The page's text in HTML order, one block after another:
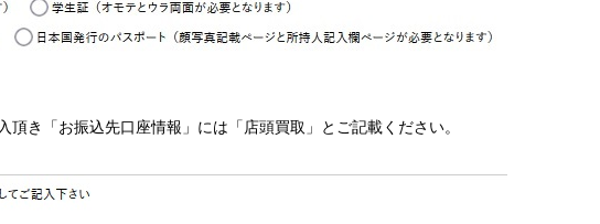
き「お振込先口座情報」には「店頭買取」とご記載ください。